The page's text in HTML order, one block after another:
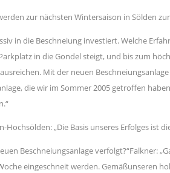
zur nächsten Wintersaison in Sölden
in die Beschneiung investiert. Welche
in die Gondel steigt, und bis zum
Mit der neuen
die wir im Sommer 2005 getroffen
Hochsölden: „Die Basis unseres Erfolges ist
Beschneiungsanlage
eingeschneit werden. Gemäßunseren